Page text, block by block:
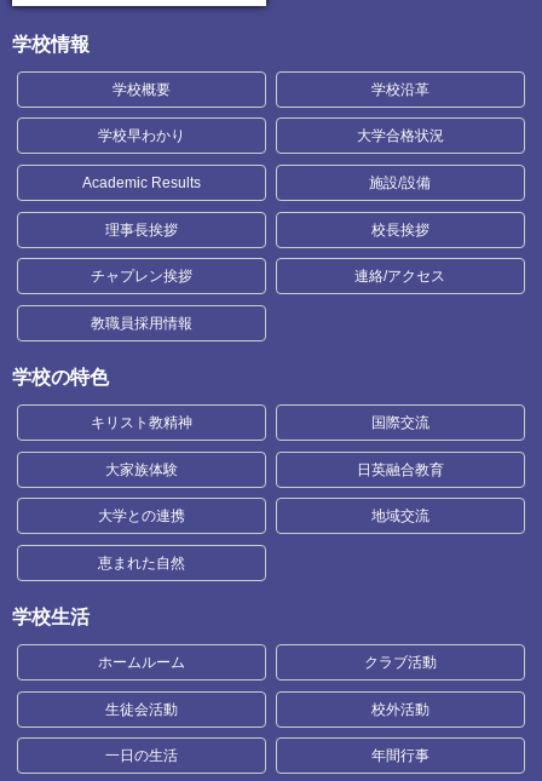
学校情報
学校概要 学校沿革
学校早わかり 大学合格状況
Academic Results 施設/設備
理事長挨拶 校長挨拶
チャプレン挨拶 連絡/アクセス
教職員採用情報
学校の特色
キリスト教精神 国際交流
大家族体験 日英融合教育
大学との連携 地域交流
恵まれた自然
学校生活
ホームルーム クラブ活動
生徒会活動 校外活動
一日の生活 年間行事